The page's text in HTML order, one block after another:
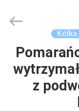
DOM
PRODUKTY
Metal
Reserved.
z